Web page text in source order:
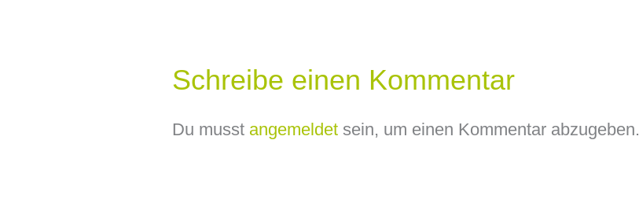
Schreibe einen Kommentar
Du musst angemeldetsein, um einen Kommentar abzugeben.